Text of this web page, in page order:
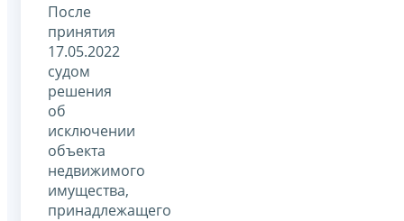
После
принятия
17.05.2022
судом
решения
об
исключении
объекта
недвижимого
имущества,
принадлежащего